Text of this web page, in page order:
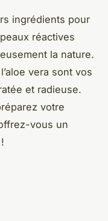
ingrédients pour
réactives
la nature.
vera sont vos
et radieuse.
votre
vous un